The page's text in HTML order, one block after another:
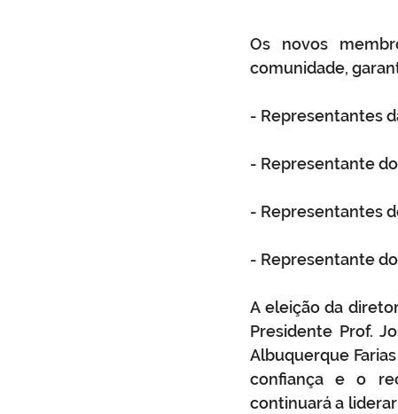
Os novos
comunidade,
- Representantes
- Representante
- Representantes
- Representante
A eleição da
Presidente Prof.
Albuquerque
confiança e o
continuará a